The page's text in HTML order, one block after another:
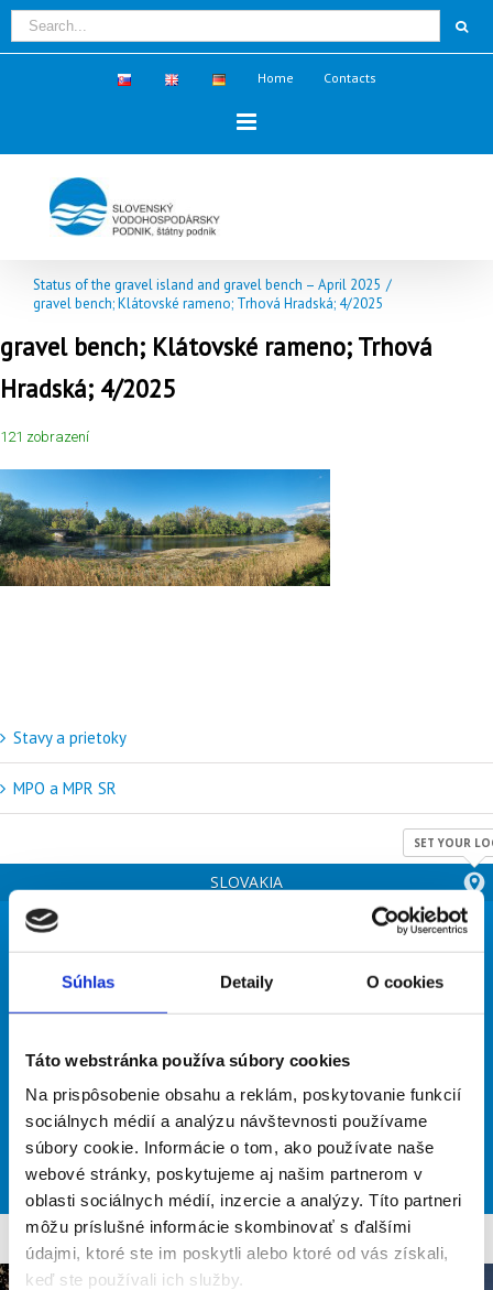
Súhlas Detaily O cookies
Táto webstránka používa súbory cookies
Na prispôsobenie obsahu a reklám, poskytovanie funkcií
sociálnych médií a analýzu návštevnosti používame
súbory cookie. Informácie o tom, ako používate naše
webové stránky, poskytujeme aj našim partnerom v
oblasti sociálnych médií, inzercie a analýzy. Títo partneri
môžu príslušné informácie skombinovať s ďalšími
údajmi, ktoré ste im poskytli alebo ktoré od vás získali,
keď ste používali ich služby.
Home Contacts
Status of the gravel island and gravel bench – April 2025 /
gravel bench; Klátovské rameno; Trhová Hradská; 4/2025
gravel bench; Klátovské rameno; Trhová
Hradská; 4/2025
121 zobrazení
Stavy a prietoky
MPO a MPR SR
SLOVAKIA
SET YOUR
34°
clear sky
wind: 3m/s S
L 16
32 30
TUE
29 27
THU
27